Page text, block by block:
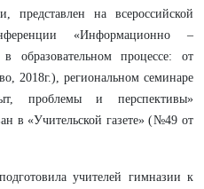
представлен на всероссийской
«Информационно –
образовательном процессе: от
2018г.), региональном семинаре
проблемы и перспективы»
в «Учительской газете» (№49 от
учителей гимназии к